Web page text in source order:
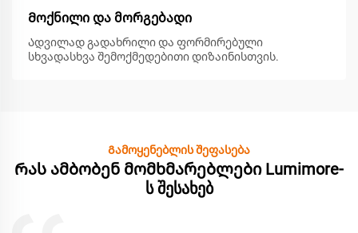
Მოქნილი და მორგებადი
Ადვილად გადახრილი და ფორმირებული
სხვადასხვა შემოქმედებითი დიზაინისთვის.
Გამოყენებლის შეფასება
Რას ამბობენ მომხმარებლები Lumimore-
ს შესახებ